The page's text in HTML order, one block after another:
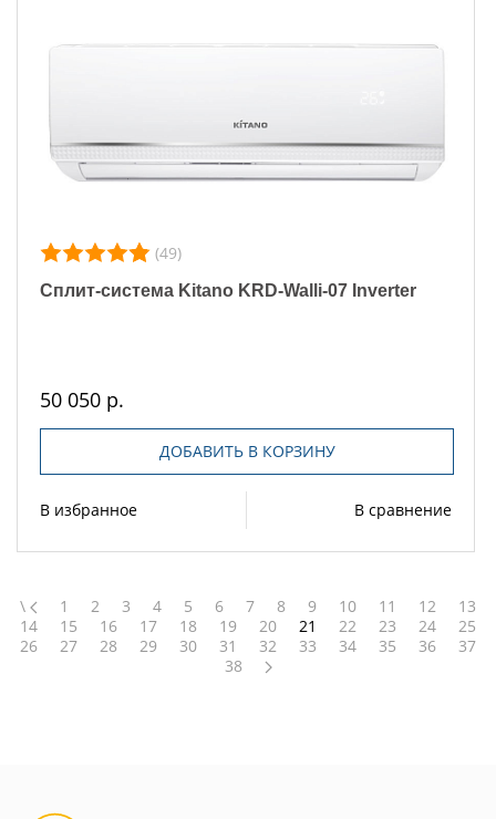
(49)
Сплит-система Kitano KRD-Walli-07 Inverter
50 050 р.
ДОБАВИТЬ В КОРЗИНУ
В избранное В сравнение
\ 1 2 3 4 5 6 7 8 9 10 11 12
13
14
15 16 17 18 19 20 21 22 23 24
25
26
27 28 29 30 31 32 33 34 35 36
37
38